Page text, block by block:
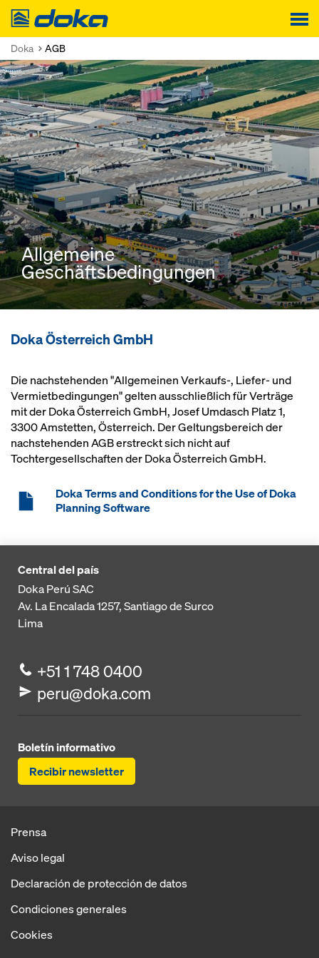
Doka
Doka AGB
Allgemeine
Geschäftsbedingungen
Doka Österreich GmbH
Die nachstehenden "Allgemeinen Verkaufs-, Liefer- und
Vermietbedingungen" gelten ausschließlich für Verträge
mit der Doka Österreich GmbH, Josef Umdasch Platz 1,
3300 Amstetten, Österreich. Der Geltungsbereich der
nachstehenden AGB erstreckt sich nicht auf
Tochtergesellschaften der Doka Österreich GmbH.
Doka Terms and Conditions for the Use of Doka
Planning Software
Central del país
Doka Perú SAC
Av. La Encalada 1257,Santiago de Surco
Lima
+51 1 748 0400
peru@doka.com
Boletín informativo
Recibir newsletter
Prensa
Aviso legal
Declaración de protección de datos
Condiciones generales
Cookies